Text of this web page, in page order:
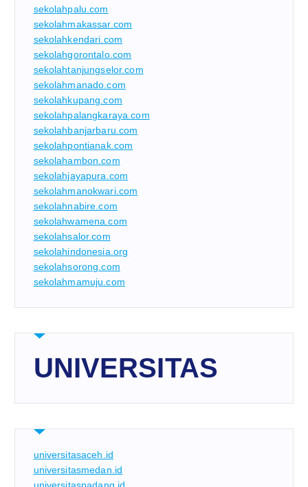
sekolahpalu.com
sekolahmakassar.com
sekolahkendari.com
sekolahgorontalo.com
sekolahtanjungselor.com
sekolahmanado.com
sekolahkupang.com
sekolahpalangkaraya.com
sekolahbanjarbaru.com
sekolahpontianak.com
sekolahambon.com
sekolahjayapura.com
sekolahmanokwari.com
sekolahnabire.com
sekolahwamena.com
sekolahsalor.com
sekolahindonesia.org
sekolahsorong.com
sekolahmamuju.com
UNIVERSITAS
universitasaceh.id
universitasmedan.id